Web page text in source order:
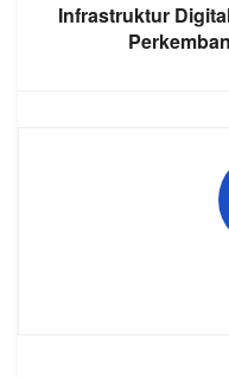
Infrastruktur